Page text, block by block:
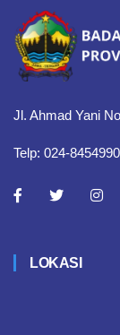
Jl. Ahmad Yani
Telp: 024-8454990
LOKASI